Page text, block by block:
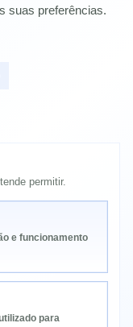
suas preferências.
permitir.
e funcionamento
para